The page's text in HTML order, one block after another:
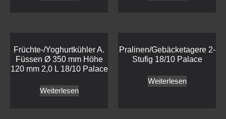
Früchte-/Yoghurtkühler A.
Füssen Ø 350 mm Höhe
120 mm 2,0 L 18/10 Palace
Weiterlesen
Pralinen/Gebäcketagere 2-
Stufig 18/10 Palace
Weiterlesen